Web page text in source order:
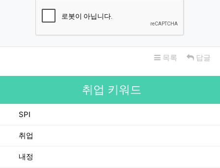
목록 답글
취업 키워드
SPI
취업
내정